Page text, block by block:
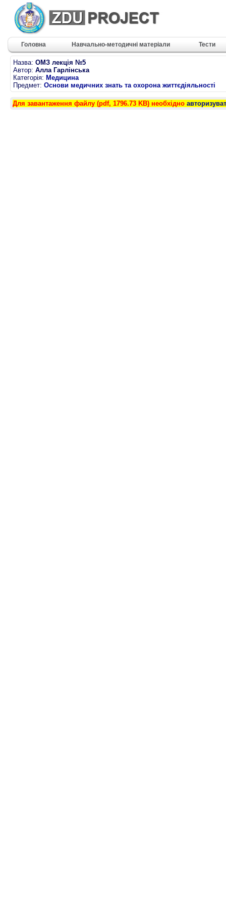
Головна Навчально-методичні матеріали Тести
Назва: ОМЗ лекція №5
Автор: Алла Гарлінська
Категорія: Медицина
Предмет: Основи медичних знать та охорона життєдіяльності
Для завантаження файлу (pdf, 1796.73 KB) необхідно